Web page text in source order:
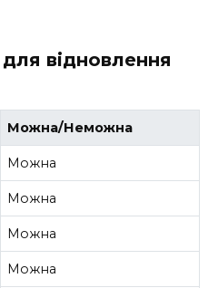
відновлення
Можна/Неможна
Можна
Можна
Можна
Можна